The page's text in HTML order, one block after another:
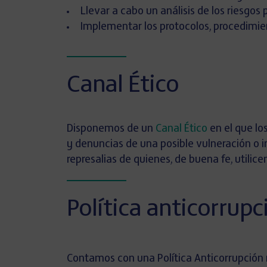
Llevar a cabo un análisis de los
Implementar los protocolos,
Canal Ético
Disponemos de un Canal Ético en el que
y denuncias de una posible vulneración o
represalias de quienes, de buena fe,
Política
Contamos con una Política